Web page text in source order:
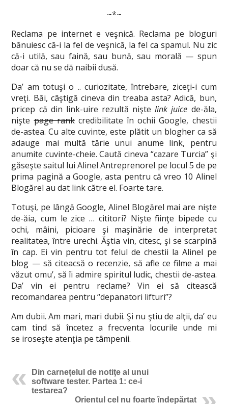
~*~
Reclama pe internet e veşnică. Reclama pe bloguri
bănuiesc că-i la fel de veşnică, la fel ca spamul. Nu zic
că-i utilă, sau faină, sau bună, sau morală — spun
doar că nu se dă naibii dusă.
Da’ am totuşi o .. curiozitate, întrebare, ziceţi-i cum
vreţi. Băi, câştigă cineva din treaba asta? Adică, bun,
pricep că din link-uire rezultă niştelink juice de-ăla,
niştepage rankcredibilitate în ochii Google, chestii
de-astea. Cu alte cuvinte, este plătit un blogher ca să
adauge mai multă tărie unui anume link, pentru
anumite cuvinte-cheie. Caută cineva “cazare Turcia” şi
găseşte saitul lui Alinel Antreprenorel pe locul 5 de pe
prima pagină a Google, asta pentru că vreo 10 Alinel
Blogărel au dat link către el. Foarte tare.
Totuşi, pe lângă Google, Alinel Blogărel mai are nişte
de-ăia, cum le zice … cititori? Nişte fiinţe bipede cu
ochi, mâini, picioare şi maşinărie de interpretat
realitatea, între urechi. Ăştia vin, citesc, şi se scarpină
în cap. Ei vin pentru tot felul de chestii la Alinel pe
blog — să citeacsă o recenzie, să afle ce filme a mai
văzut omu’, să îi admire spiritul ludic, chestii de-astea.
Da’ vin ei pentru reclame? Vin ei să citească
recomandarea pentru “depanatori lifturi”?
Am dubii. Am mari, mari dubii. Şi nu ştiu de alţii, da’ eu
cam tind să încetez a frecventa locurile unde mi
se iroseşte atenţia pe tâmpenii.
Din carneţelul de notiţe al unui
software tester. Partea 1: ce-i
testarea?
Orientul cel nu foarte îndepărtat